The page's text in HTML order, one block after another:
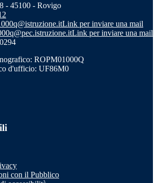
- 45100 - Rovigo
Link per inviare una mail
Link per inviare una mail
ROPM01000Q
d'ufficio: UF86M0
con il Pubblico